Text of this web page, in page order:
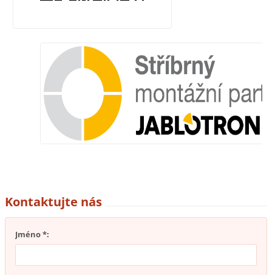
Kontaktujte nás
Jméno *: